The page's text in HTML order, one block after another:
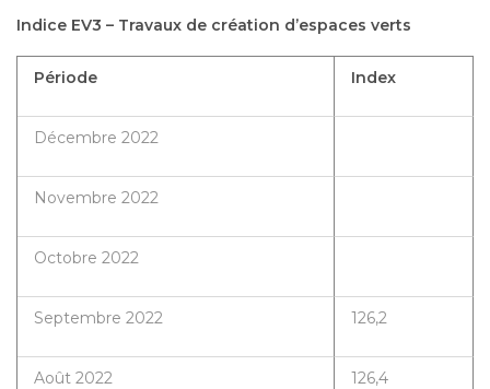
Indice EV3 – Travaux de création d’espaces verts
Période Index
Décembre 2022
Novembre 2022
Octobre 2022
Septembre 2022 126,2
Août 2022 126,4